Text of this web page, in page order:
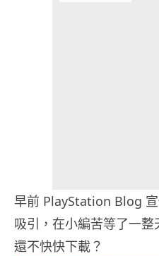
早前 PlayStation Blog
吸引，在小編苦等了一整
還不快快下載？